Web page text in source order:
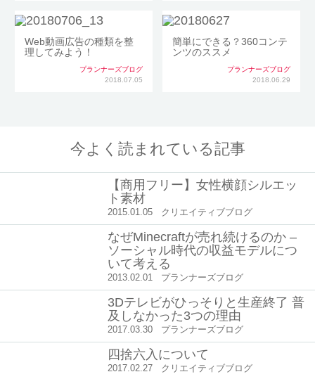
Web動画広告の種類を整
理してみよう！
プランナーズブログ
2018.07.05
簡単にできる？360コンテ
ンツのススメ
プランナーズブログ
2018.06.29
今よく読まれている記事
【商用フリー】女性横顔シルエッ
ト素材
2015.01.05 クリエイティブブログ
なぜMinecraftが売れ続けるのか –
ソーシャル時代の収益モデルにつ
いて考える
2013.02.01 プランナーズブログ
3Dテレビがひっそりと生産終了 普
及しなかった3つの理由
2017.03.30 プランナーズブログ
四捨六入について
2017.02.27 クリエイティブブログ